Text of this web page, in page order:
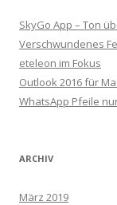
SkyGo App – Ton
Verschwundenes
eteleon im Fokus
Outlook 2016 für
WhatsApp Pfeile
ARCHIV
März 2019